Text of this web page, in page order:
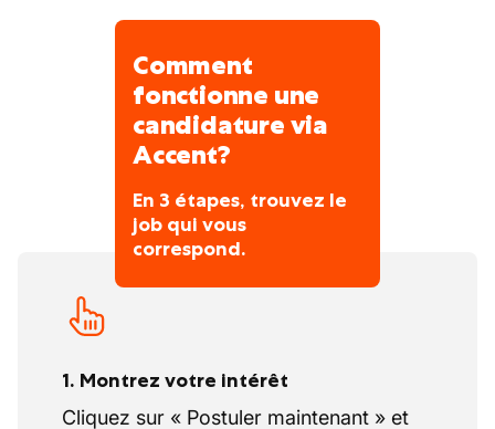
Comment
fonctionne une
candidature via
Accent?
En 3 étapes, trouvez le
job qui vous
correspond.
1. Montrez votre intérêt
Cliquez sur « Postuler maintenant » et